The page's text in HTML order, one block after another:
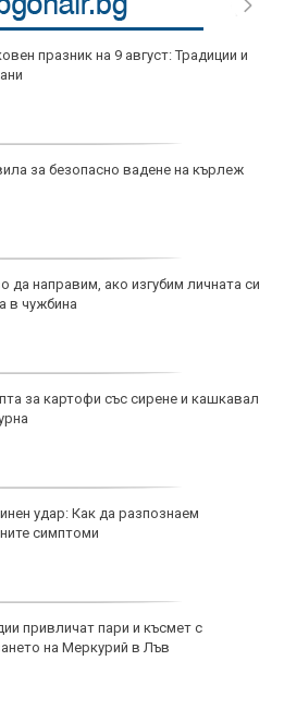
празник на 9 август: Традиции и
за безопасно вадене на кърлеж
да направим, ако изгубим личната си
в чужбина
за картофи със сирене и кашкавал
удар: Как да разпознаем
симптоми
привличат пари и късмет с
на Меркурий в Лъв